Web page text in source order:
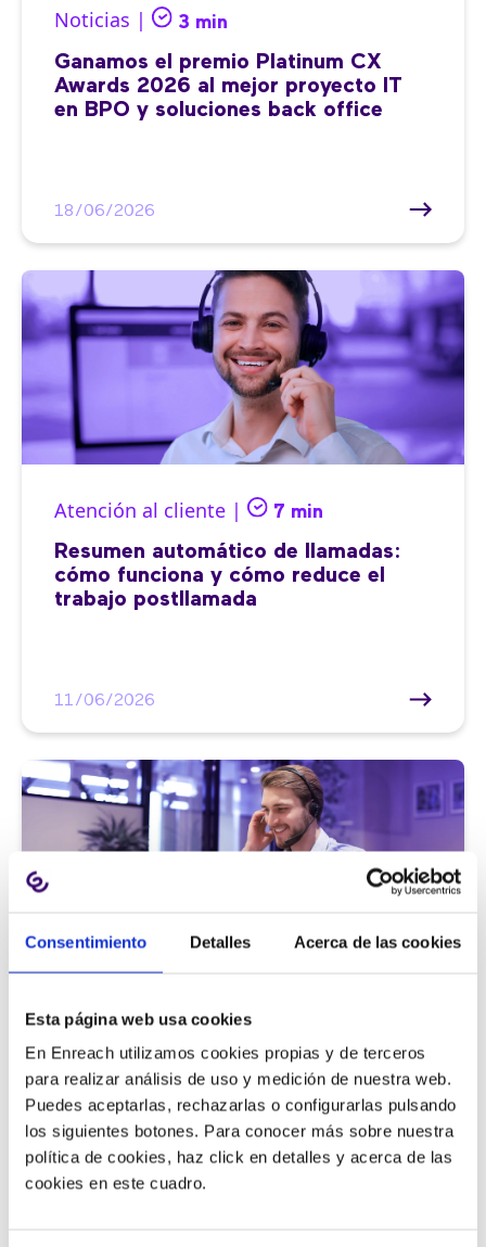
Consentimiento Detalles Acerca de las cookies
Esta página web usa cookies
En Enreach utilizamos cookies propias y de terceros
para realizar análisis de uso y medición de nuestra web.
Puedes aceptarlas, rechazarlas o configurarlas pulsando
los siguientes botones. Para conocer más sobre nuestra
política de cookies, haz click en detalles y acerca de las
cookies en este cuadro.
Noticias | 3 min
Ganamos el premio Platinum CX
Awards 2026 al mejor proyecto IT
en BPO y soluciones back office
18/06/2026
Atención al cliente | 7 min
Resumen automático de llamadas:
cómo funciona y cómo reduce el
trabajo postllamada
11/06/2026
9 métricas de call center para medir
la satisfacción del cliente
11/06/2026